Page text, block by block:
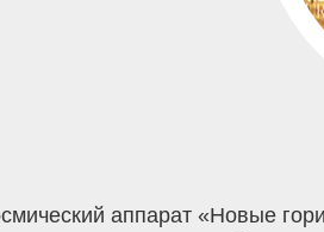
аппарат «Новые